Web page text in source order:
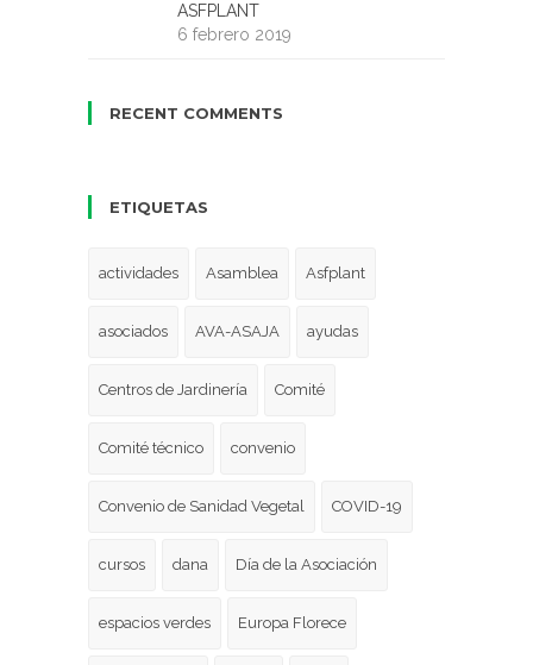
ASFPLANT
6 febrero 2019
RECENT COMMENTS
ETIQUETAS
actividades Asamblea Asfplant
asociados AVA-ASAJA ayudas
Centros de Jardinería Comité
Comité técnico convenio
Convenio de Sanidad Vegetal COVID-19
cursos dana Día de la Asociación
espacios verdes Europa Florece